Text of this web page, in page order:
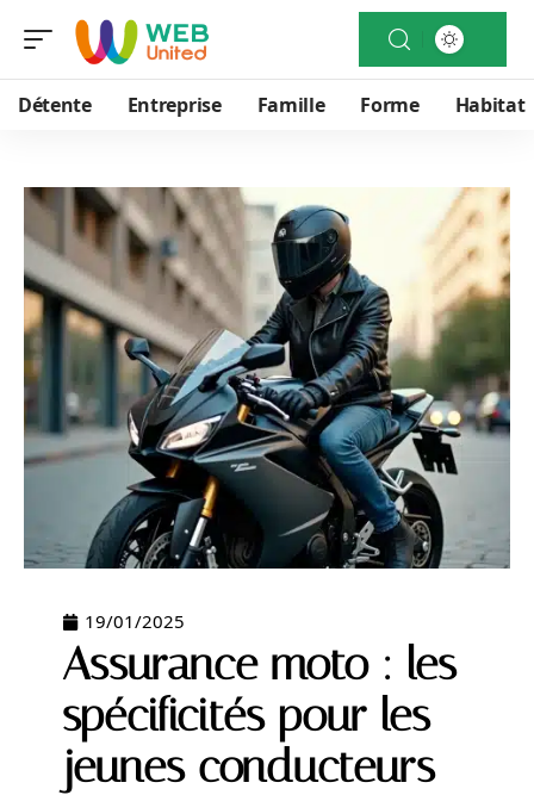
Détente Entreprise Famille Forme Habitat
19/01/2025
Assurance moto : les
spécificités pour les
jeunes conducteurs